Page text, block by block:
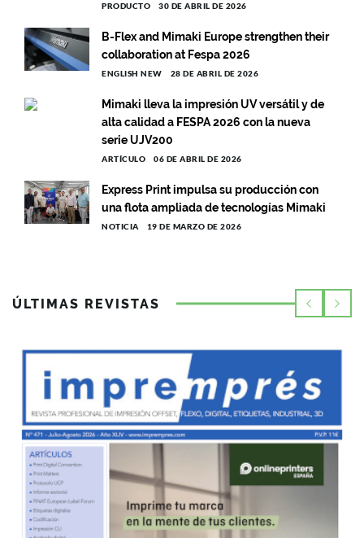
PRODUCTO 30 DE ABRIL DE 2026
B-Flex and Mimaki Europe strengthen their
collaboration at Fespa 2026
ENGLISH NEW 28 DE ABRIL DE 2026
Mimaki lleva la impresión UV versátil y de
alta calidad a FESPA 2026 con la nueva
serie UJV200
ARTÍCULO 06 DE ABRIL DE 2026
Express Print impulsa su producción con
una flota ampliada de tecnologías Mimaki
NOTICIA 19 DE MARZO DE 2026
ÚLTIMAS REVISTAS